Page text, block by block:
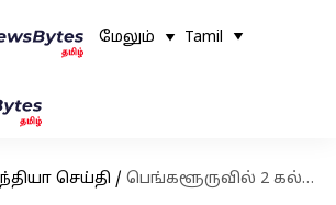
மேலும் Tamil
செய்தி / பெங்களூருவில் 2 கல்லூரி மாணவிகள் தெருநாய்களால் தாக்கப்பட்டனர்; ஒருவர் ஐசியுவில் அனுமதிக்கப்பட்டுள்ளார்